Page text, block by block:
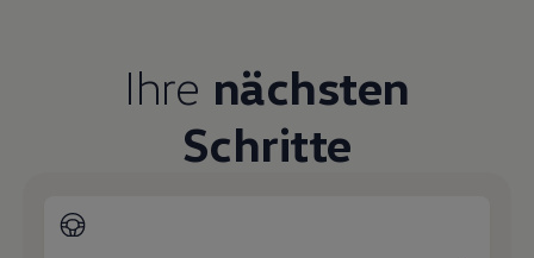
Ihre nächsten
Schritte